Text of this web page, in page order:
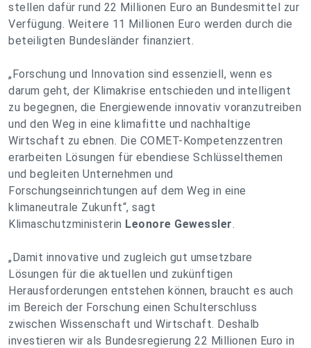
stellen dafür rund 22 Millionen Euro an Bundesmittel zur
Verfügung. Weitere 11 Millionen Euro werden durch die
beteiligten Bundesländer finanziert.
„Forschung und Innovation sind essenziell, wenn es
darum geht, der Klimakrise entschieden und intelligent
zu begegnen, die Energiewende innovativ voranzutreiben
und den Weg in eine klimafitte und nachhaltige
Wirtschaft zu ebnen. Die COMET-Kompetenzzentren
erarbeiten Lösungen für ebendiese Schlüsselthemen
und begleiten Unternehmen und
Forschungseinrichtungen auf dem Weg in eine
klimaneutrale Zukunft“, sagt
Klimaschutzministerin Leonore Gewessler.
„Damit innovative und zugleich gut umsetzbare
Lösungen für die aktuellen und zukünftigen
Herausforderungen entstehen können, braucht es auch
im Bereich der Forschung einen Schulterschluss
zwischen Wissenschaft und Wirtschaft. Deshalb
investieren wir als Bundesregierung 22 Millionen Euro in